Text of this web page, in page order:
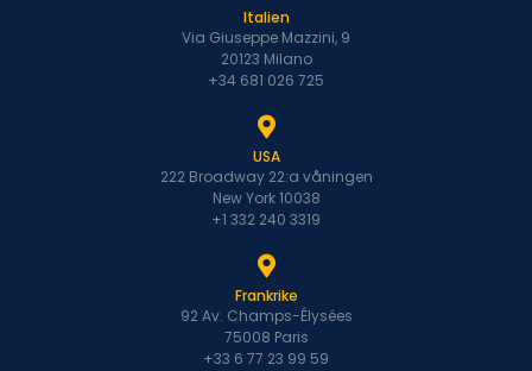
Italien
Via Giuseppe Mazzini, 9
20123 Milano
+34 681 026 725
USA
222 Broadway 22:a våningen
New York 10038
+1 332 240 3319
Frankrike
92 Av. Champs-Élysées
75008 Paris
+33 6 77 23 99 59